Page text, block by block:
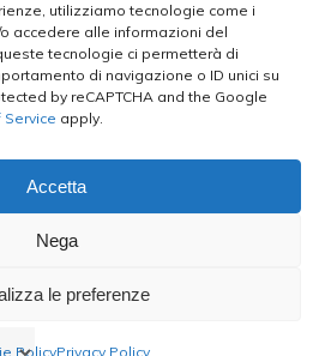
utilizziamo tecnologie come i
accedere alle informazioni del
tecnologie ci permetterà di
di navigazione o ID unici su
by reCAPTCHA and the Google
Service apply.
Accetta
Nega
le preferenze
PolicyPrivacy Policy
whatsappphone
email
Bontà del Capo ©